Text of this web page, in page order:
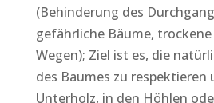
(Behinderung des
gefährliche Bäume,
Wegen); Ziel ist es, die
des Baumes zu respektieren
Unterholz, in den Höhlen